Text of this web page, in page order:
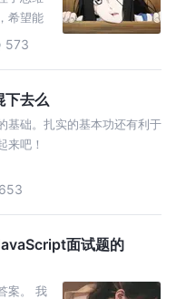
希望能
作。
573
下去么
基础。扎实的基本功还有利于
来吧！
653
面试题的
案。 我